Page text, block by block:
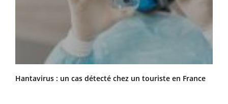
Hantavirus : un cas détecté chez un touriste en France